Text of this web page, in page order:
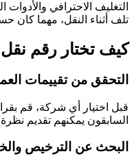
التغليف الاحترافي
تلف أثناء النقل، مهما كان
كيف تختار رقم
التحقق من تقييمات
قبل اختيار أي شركة، قم
السابقون يمكنهم تقديم
البحث عن الترخيص